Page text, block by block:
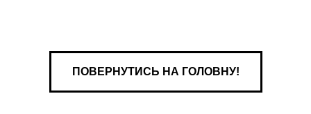
ПОВЕРНУТИСЬ НА ГОЛОВНУ!